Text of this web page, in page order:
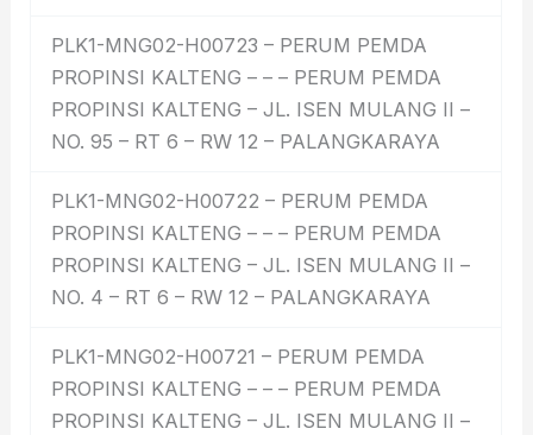
PLK1-MNG02-H00723 – PERUM PEMDA
PROPINSI KALTENG – – – PERUM PEMDA
PROPINSI KALTENG – JL. ISEN MULANG II –
NO. 95 – RT 6 – RW 12 – PALANGKARAYA
PLK1-MNG02-H00722 – PERUM PEMDA
PROPINSI KALTENG – – – PERUM PEMDA
PROPINSI KALTENG – JL. ISEN MULANG II –
NO. 4 – RT 6 – RW 12 – PALANGKARAYA
PLK1-MNG02-H00721 – PERUM PEMDA
PROPINSI KALTENG – – – PERUM PEMDA
PROPINSI KALTENG – JL. ISEN MULANG II –